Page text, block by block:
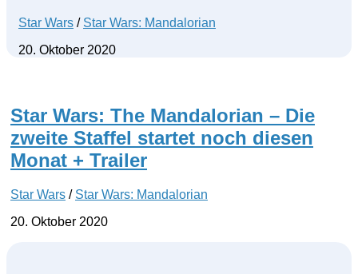
Star Wars / Star Wars: Mandalorian
20. Oktober 2020
Star Wars: The Mandalorian – Die
zweite Staffel startet noch diesen
Monat + Trailer
Star Wars / Star Wars: Mandalorian
20. Oktober 2020